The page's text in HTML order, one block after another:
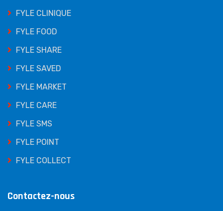
FYLE CLINIQUE
FYLE FOOD
FYLE SHARE
FYLE SAVED
FYLE MARKET
FYLE CARE
FYLE SMS
FYLE POINT
FYLE COLLECT
Contactez-nous